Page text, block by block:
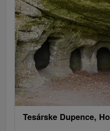
Tesárske Dupence,